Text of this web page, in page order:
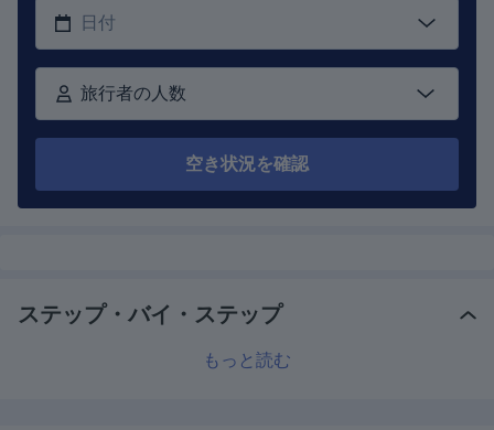
旅行者の人数
空き状況を確認
ステップ・バイ・ステップ
もっと読む